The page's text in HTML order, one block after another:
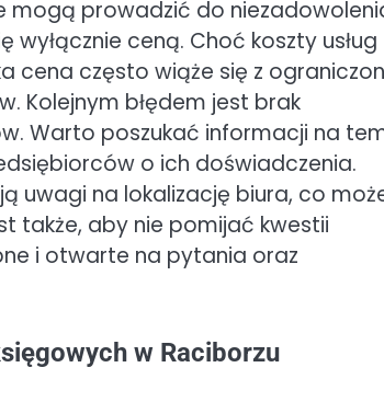
mogą prowadzić do
wyłącznie ceną. Choć koszty usług
cena często wiąże się z
Kolejnym błędem jest brak
Warto poszukać informacji na
o ich doświadczenia.
uwagi na lokalizację biura, co
także, aby nie pomijać kwestii
i otwarte na pytania oraz
w Raciborzu